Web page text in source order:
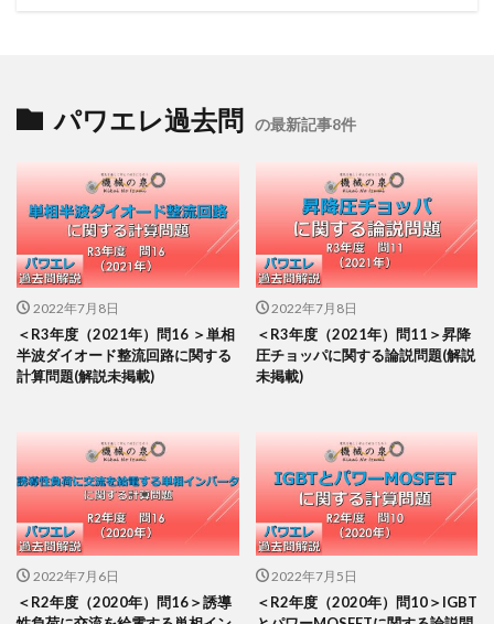
パワエレ過去問 の最新記事8件
2022年7月8日
＜R3年度（2021年）問16 ＞単相
半波ダイオード整流回路に関する
計算問題(解説未掲載)
2022年7月8日
＜R3年度（2021年）問11＞昇降
圧チョッパに関する論説問題(解説
未掲載)
2022年7月6日
＜R2年度（2020年）問16＞誘導
2022年7月5日
＜R2年度（2020年）問10＞IGBT